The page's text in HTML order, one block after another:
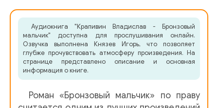
01_03_Rodoslovnaya
01_04_Sostyazanie
01_05_Verhnyaya paluba
01_06_Raritet
Аудиокнига "Крапивин Владислав - Бронзовый
мальчик" доступна для прослушивания онлайн.
Озвучка выполнена Князев Игорь, что позволяет
глубже прочувствовать атмосферу произведения. На
странице представлено описание и основная
информация о книге.
Роман «Бронзовый мальчик» по праву